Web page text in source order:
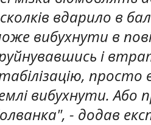
вдарило в
вибухнути в
і
вибухнути. Або
- додав